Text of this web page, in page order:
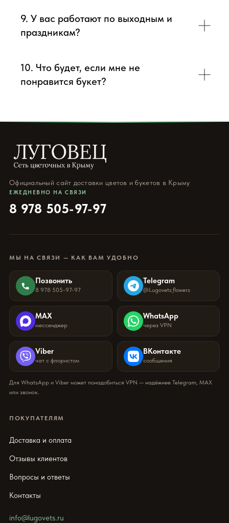
9. У вас работают по выходным и
праздникам?
10. Что будет, если мне не
понравится букет?
Официальный сайт доставки цветов и букетов в Крыму
ЕЖЕДНЕВНО НА СВЯЗИ
8 978 505-97-97
МЫ НА СВЯЗИ — КАК ВАМ УДОБНО
Позвонить
8 978 505-97-97
Telegram
@Lugovets_flowers
MAX
мессенджер
WhatsApp
через VPN
Viber
чат с флористом
ВКонтакте
сообщения
Для WhatsApp и Viber может понадобиться VPN — надёжнее Telegram, MAX
или звонок.
ПОКУПАТЕЛЯМ
Доставка и оплата
Отзывы клиентов
Вопросы и ответы
Контакты
info@lugovets.ru